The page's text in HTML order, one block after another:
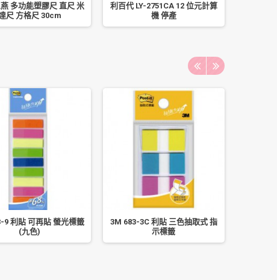
燕 多功能塑膠尺 直尺 米
尺 方格尺 30cm
利百代 LY-2751CA 12 位元計算
機 停產
9 利貼 可再貼 螢光標籤
(九色)
3M 683-3C 利貼 三色抽取式 指
示標籤